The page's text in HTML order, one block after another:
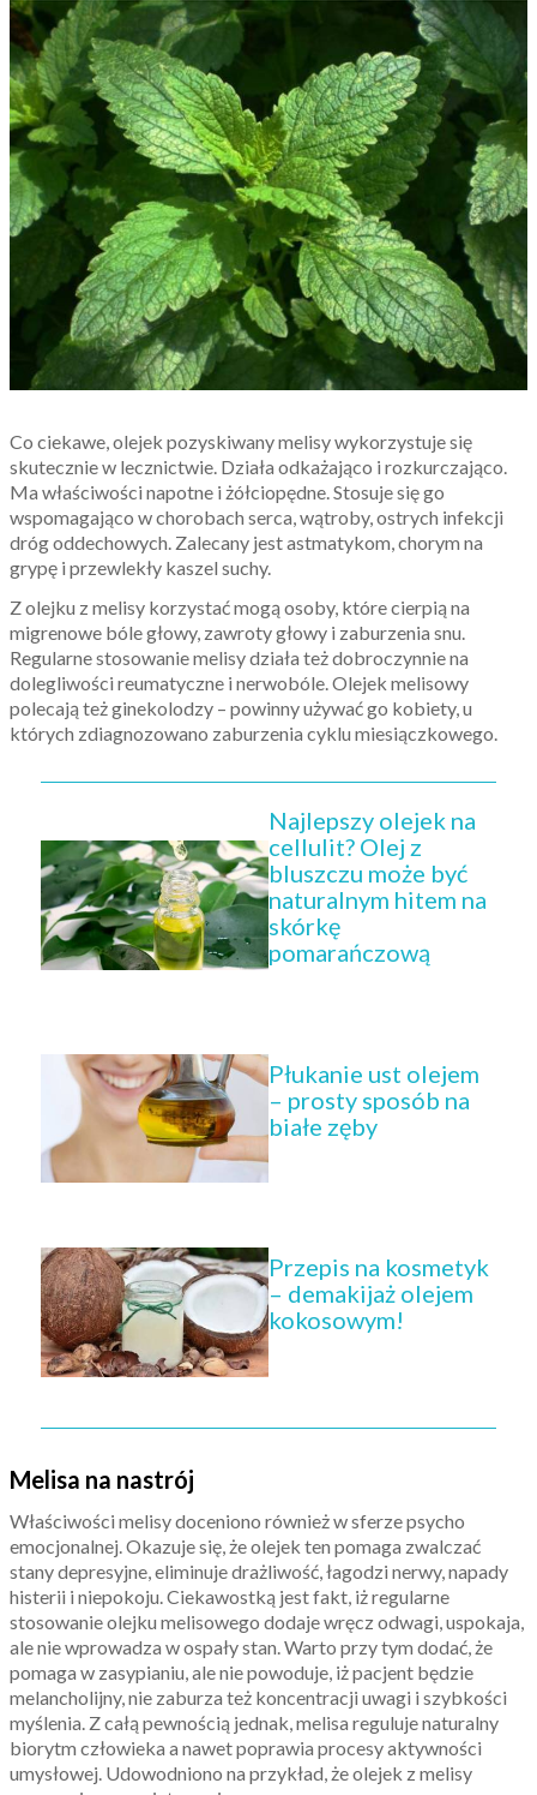
Co ciekawe, olejek pozyskiwany melisy wykorzystuje się
skutecznie w lecznictwie. Działa odkażająco i rozkurczająco.
Ma właściwości napotne i żółciopędne. Stosuje się go
wspomagająco w chorobach serca, wątroby, ostrych infekcji
dróg oddechowych. Zalecany jest astmatykom, chorym na
grypę i przewlekły kaszel suchy.
Z olejku z melisy korzystać mogą osoby, które cierpią na
migrenowe bóle głowy, zawroty głowy i zaburzenia snu.
Regularne stosowanie melisy działa też dobroczynnie na
dolegliwości reumatyczne i nerwobóle. Olejek melisowy
polecają też ginekolodzy – powinny używać go kobiety, u
których zdiagnozowano zaburzenia cyklu miesiączkowego.
Najlepszy olejek na
cellulit? Olej z
bluszczu może być
naturalnym hitem na
skórkę
pomarańczową
Płukanie ust olejem
– prosty sposób na
białe zęby
Przepis na kosmetyk
– demakijaż olejem
kokosowym!
Melisa na nastrój
Właściwości melisy doceniono również w sferze psycho
emocjonalnej. Okazuje się, że olejek ten pomaga zwalczać
stany depresyjne, eliminuje drażliwość, łagodzi nerwy, napady
histerii i niepokoju. Ciekawostką jest fakt, iż regularne
stosowanie olejku melisowego dodaje wręcz odwagi, uspokaja,
ale nie wprowadza w ospały stan. Warto przy tym dodać, że
pomaga w zasypianiu, ale nie powoduje, iż pacjent będzie
melancholijny, nie zaburza też koncentracji uwagi i szybkości
myślenia. Z całą pewnością jednak, melisa reguluje naturalny
biorytm człowieka a nawet poprawia procesy aktywności
umysłowej. Udowodniono na przykład, że olejek z melisy